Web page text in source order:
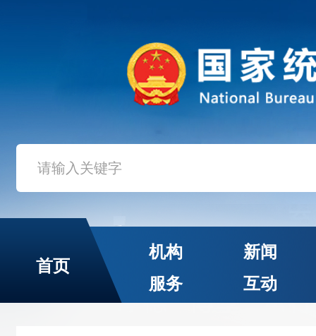
首页
机构
新闻
服务
互动